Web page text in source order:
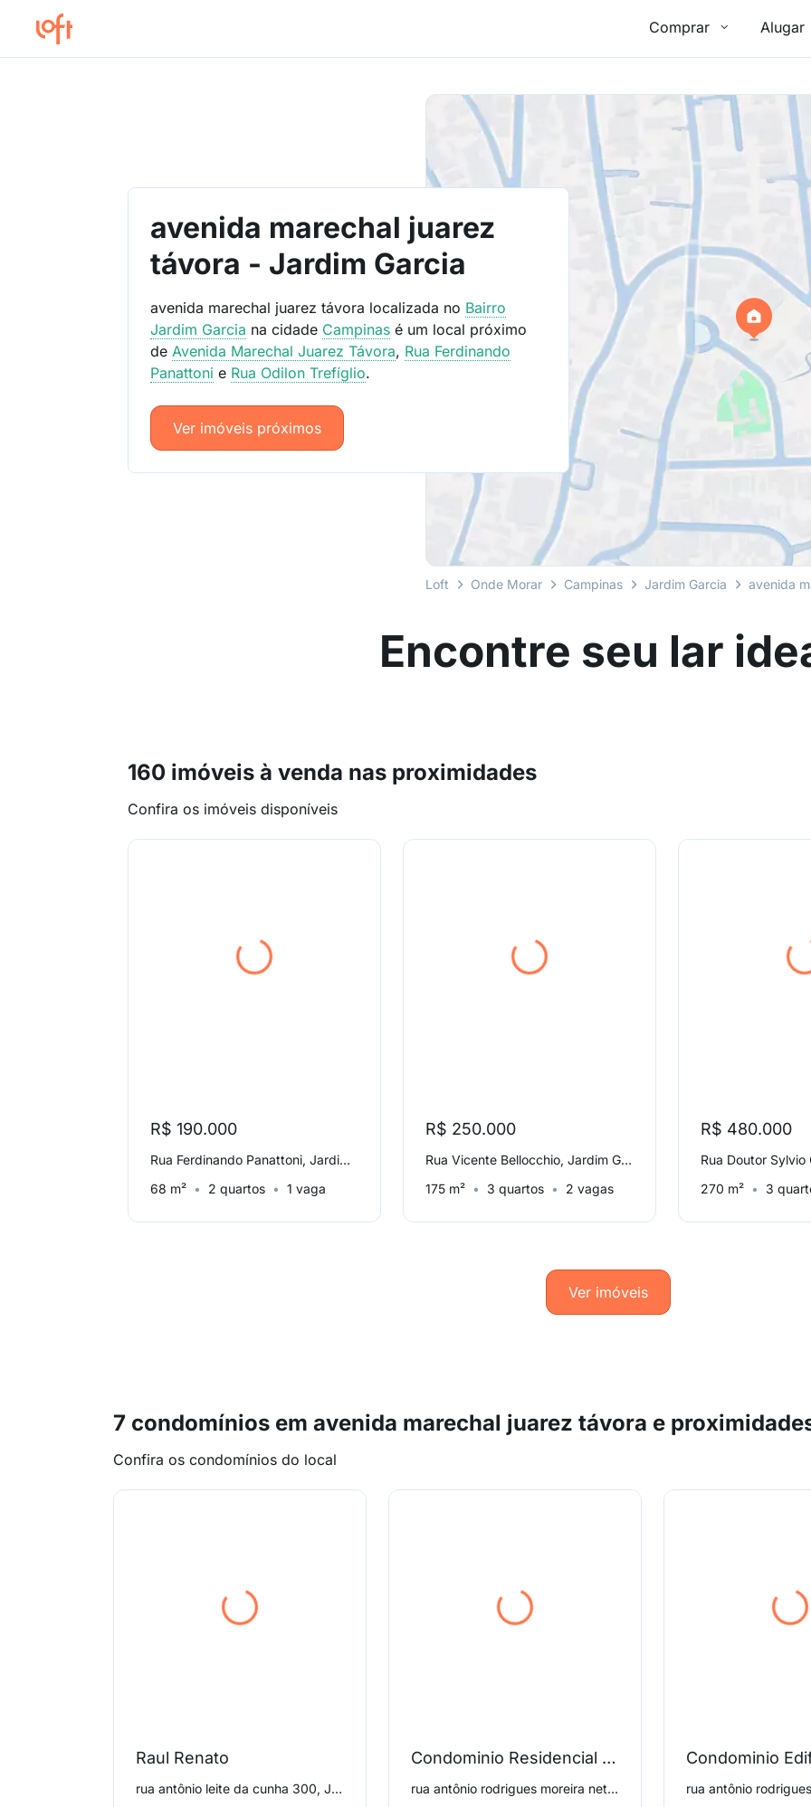
Comprar Alugar
Loft Onde Morar Campinas Jardim Garcia avenida
avenida marechal juarez
távora - Jardim Garcia
avenida marechal juarez távora localizada no Bairro
Jardim Garcia na cidade Campinas é um local próximo
deAvenida Marechal Juarez Távora, Rua Ferdinando
Panattoni e Rua Odilon Trefíglio.
Ver imóveis próximos
Encontre seu lar
160 imóveis à venda nas proximidades
Confira os imóveis disponíveis
R$ 190.000
Rua Ferdinando Panattoni, Jardim Paulicéia
68 m²
2 quartos 1 vaga
R$ 250.000
Rua Vicente Bellocchio, Jardim García
175 m²
3 quartos 2 vagas
R$ 480.000
270 m² 3
Ver imóveis
7 condomínios em avenida marechal juarez távora e
Confira os condomínios do local
Raul Renato
rua antônio leite da cunha 300, Jardim Garcia
Condominio Residencial Ametista
rua antônio rodrigues moreira neto 210, Jardim Garcia